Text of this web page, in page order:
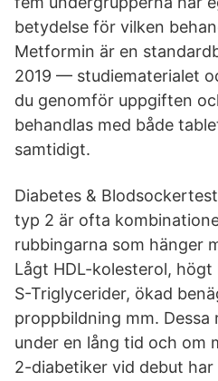
betydelse för vilken
Metformin är en
2019 — studiematerialet
du genomför uppgiften
behandlas med både
samtidigt.
Diabetes &
typ 2 är ofta
rubbingarna som hänger
Lågt HDL-kolesterol,
S-Triglycerider, ökad
proppbildning mm.
under en lång tid och om
2-diabetiker vid debut har